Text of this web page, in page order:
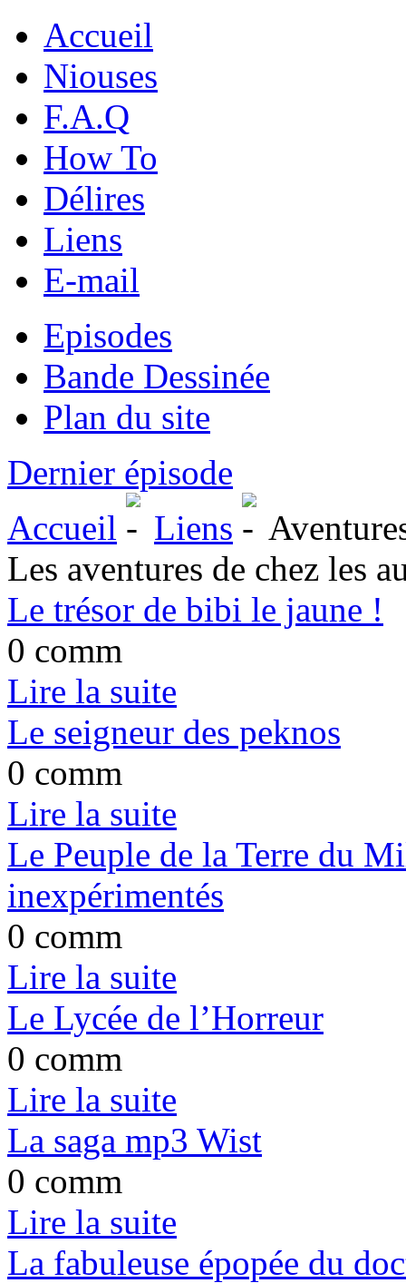
Accueil
Niouses
F.A.Q
How To
Délires
Liens
E-mail
Episodes
Bande Dessinée
Plan du site
Dernier épisode
Accueil
Liens
Les aventures de chez les
Le trésor de bibi le jaune !
0 comm
Lire la suite
Le seigneur des peknos
0 comm
Lire la suite
Le Peuple de la Terre du
inexpérimentés
0 comm
Lire la suite
Le Lycée de l’Horreur
0 comm
Lire la suite
La saga mp3 Wist
0 comm
Lire la suite
La fabuleuse épopée du